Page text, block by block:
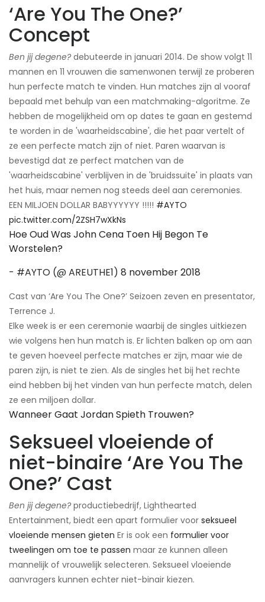
‘Are You The One?’
Concept
Ben jij degene?debuteerde in januari 2014. De show volgt 11
mannen en 11 vrouwen die samenwonen terwijl ze proberen
hun perfecte match te vinden. Hun matches zijn al vooraf
bepaald met behulp van een matchmaking-algoritme. Ze
hebben de mogelijkheid om op dates te gaan en gestemd
te worden in de 'waarheidscabine', die het paar vertelt of
ze een perfecte match zijn of niet. Paren waarvan is
bevestigd dat ze perfect matchen van de
'waarheidscabine' verblijven in de 'bruidssuite' in plaats van
het huis, maar nemen nog steeds deel aan ceremonies.
EEN MILJOEN DOLLAR BABYYYYYY !!!!! #AYTO
pic.twitter.com/2ZSH7wXkNs
Hoe Oud Was John Cena Toen Hij Begon Te
Worstelen?
- #AYTO (@ AREUTHE1) 8 november 2018
Cast van ‘Are You The One?’ Seizoen zeven en presentator,
Terrence J.
Elke week is er een ceremonie waarbij de singles uitkiezen
wie volgens hen hun match is. Er lichten balken op om aan
te geven hoeveel perfecte matches er zijn, maar wie de
paren zijn, is niet te zien. Als de singles het bij het rechte
eind hebben bij het vinden van hun perfecte match, delen
ze een miljoen dollar.
Wanneer Gaat Jordan Spieth Trouwen?
Seksueel vloeiende of
niet-binaire ‘Are You The
One?’ Cast
Ben jij degene?productiebedrijf, Lighthearted
Entertainment, biedt een apart formulier voor seksueel
vloeiende mensen gieten ​Er is ook een formulier voor
tweelingen om toe te passen maar ze kunnen alleen
mannelijk of vrouwelijk selecteren. Seksueel vloeiende
aanvragers kunnen echter niet-binair kiezen.